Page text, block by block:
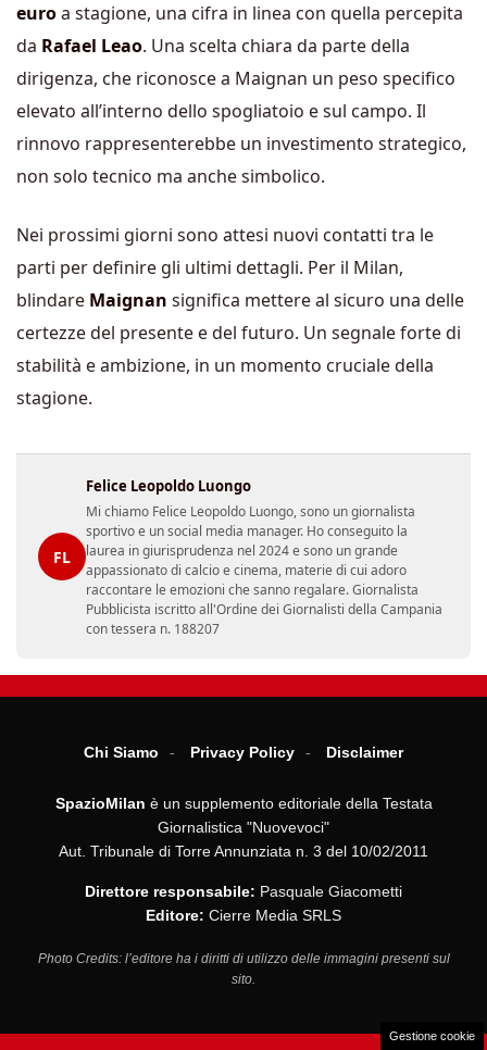
euroa stagione, una cifra in linea con quella percepita
da Rafael Leao. Una scelta chiara da parte della
dirigenza, che riconosce a Maignan un peso specifico
elevato all’interno dello spogliatoio e sul campo. Il
rinnovo rappresenterebbe un investimento strategico,
non solo tecnico ma anche simbolico.
Nei prossimi giorni sono attesi nuovi contatti tra le
parti per definire gli ultimi dettagli. Per il Milan,
blindare Maignan significa mettere al sicuro una delle
certezze del presente e del futuro. Un segnale forte di
stabilità e ambizione, in un momento cruciale della
stagione.
FL
Felice Leopoldo Luongo
Mi chiamo Felice Leopoldo Luongo, sono un giornalista
sportivo e un social media manager. Ho conseguito la
laurea in giurisprudenza nel 2024 e sono un grande
appassionato di calcio e cinema, materie di cui adoro
raccontare le emozioni che sanno regalare. Giornalista
Pubblicista iscritto all'Ordine dei Giornalisti della Campania
con tessera n. 188207
Chi Siamo Privacy Policy Disclaimer
SpazioMilan è un supplemento editoriale della Testata
Giornalistica "Nuovevoci"
Aut. Tribunale di Torre Annunziata n. 3 del 10/02/2011
Direttore responsabile: Pasquale Giacometti
Editore: Cierre Media SRLS
Photo Credits: l’editore ha i diritti di utilizzo delle immagini presenti sul
sito.
Gestione cookie